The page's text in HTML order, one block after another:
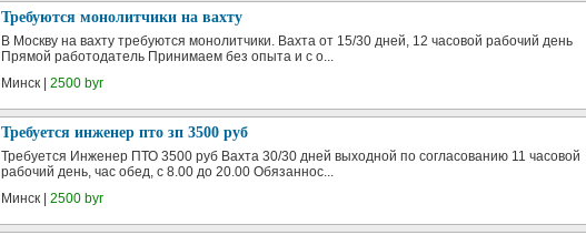
Требуются монолитчики на вахту
В Москву на вахту требуются монолитчики. Вахта от 15/30 дней, 12 часовой рабочий день
Прямой работодатель Принимаем без опыта и с о...
Минск | 2500 byr
Требуется инженер пто зп 3500 руб
Требуется Инженер ПТО 3500 руб Вахта 30/30 дней выходной по согласованию 11 часовой
рабочий день, час обед, с 8.00 до 20.00 Обязаннос...
Минск | 2500 byr